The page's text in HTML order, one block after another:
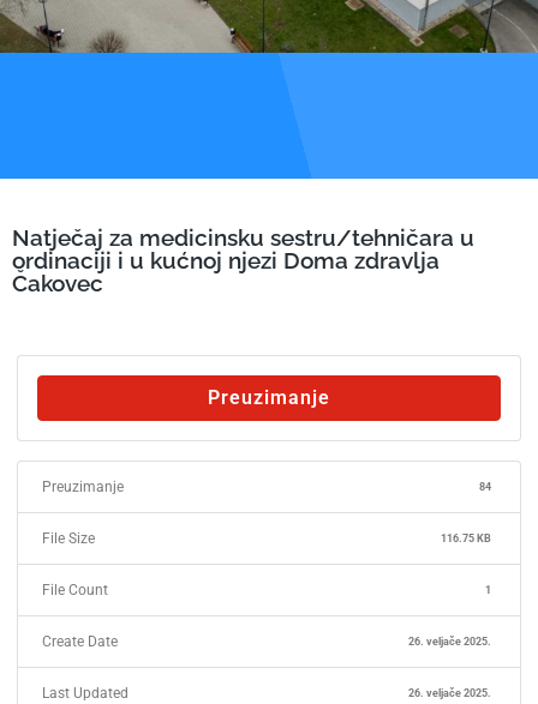
Natječaj za medicinsku sestru/tehničara u
ordinaciji i u kućnoj njezi Doma zdravlja
Čakovec
Preuzimanje
Preuzimanje 84
File Size 116.75 KB
File Count 1
Create Date 26. veljače 2025.
Last Updated 26. veljače 2025.